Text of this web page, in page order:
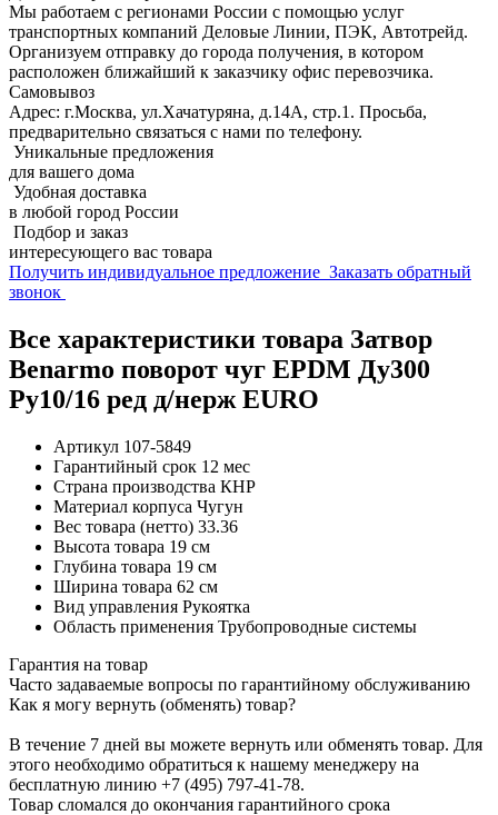
Мы работаем с регионами России с помощью услуг
транспортных компаний Деловые Линии, ПЭК, Автотрейд.
Организуем отправку до города получения, в котором
расположен ближайший к заказчику офис перевозчика.
Самовывоз
Адрес: г.Москва, ул.Хачатуряна, д.14А, стр.1. Просьба,
предварительно связаться с нами по телефону.
Уникальные предложения
для вашего дома
Удобная доставка
в любой город России
Подбор и заказ
интересующего вас товара
Получить индивидуальное предложение Заказать обратный
звонок
Все характеристики товара Затвор
Benarmo поворот чуг EPDM Ду300
Ру10/16 ред д/нерж EURO
Артикул 107-5849
Гарантийный срок 12 мес
Страна производства КНР
Материал корпуса Чугун
Вес товара (нетто) 33.36
Высота товара 19 см
Глубина товара 19 см
Ширина товара 62 см
Вид управления Рукоятка
Область применения Трубопроводные системы
Гарантия на товар
Часто задаваемые вопросы по гарантийному обслуживанию
Как я могу вернуть (обменять) товар?
В течение 7 дней вы можете вернуть или обменять товар. Для
этого необходимо обратиться к нашему менеджеру на
бесплатную линию +7 (495) 797-41-78.
Товар сломался до окончания гарантийного срока